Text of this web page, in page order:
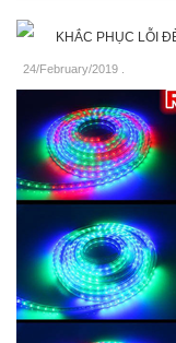
KHẮC PHỤC LỖI
24/February/2019